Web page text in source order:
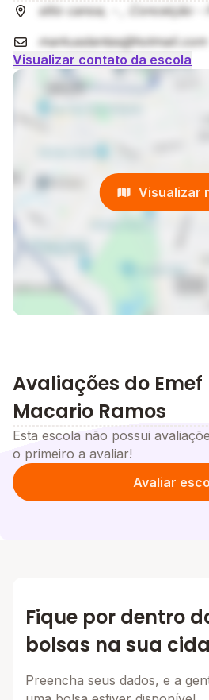
sitio canoa, - , Conceição -
markusdantas@hotmail.com
Visualizar contato da escola
Visualizar
Avaliações do
Macario Ramos
Esta escola não possui
o primeiro a avaliar!
Avaliar
Fique por dentro
bolsas na sua
Preencha seus dados, e a